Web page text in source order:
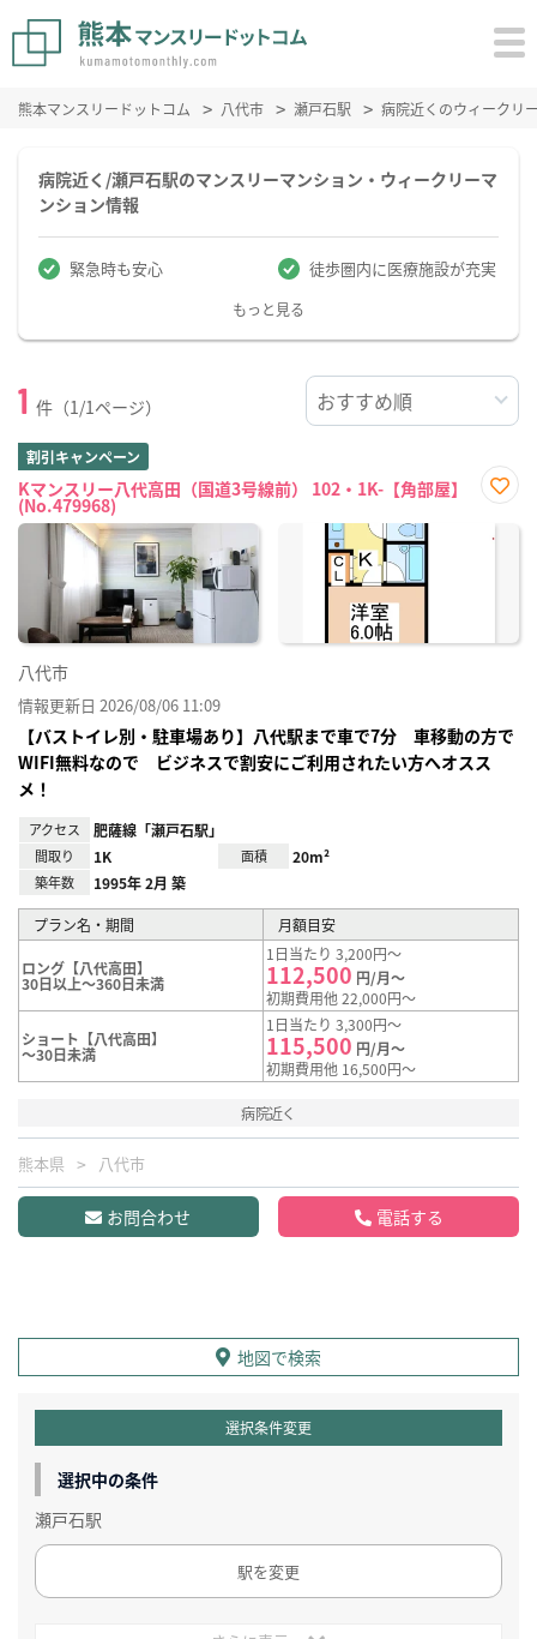
熊本マンスリードットコム 八代市 瀬戸石駅 病院近くのウィークリ
病院近く/瀬戸石駅のマンスリーマンション・ウィークリーマ
ンション情報
緊急時も安心 徒歩圏内に医療施設が充実
もっと見る
1 件（1/1ページ）
割引キャンペーン
Kマンスリー八代高田（国道3号線前） 102・1K-【角部屋】
(No.479968)
に入
り登
八代市
情報更新日 2026/08/06 11:09
【バストイレ別・駐車場あり】八代駅まで車で7分 車移動の方で
WIFI無料なので ビジネスで割安にご利用されたい方へオスス
メ！
アクセス 肥薩線「瀬戸石駅」
間取り 1K 面積 20m²
築年数 1995年 2月 築
プラン名・期間 月額目安
ロング【八代高田】
30日以上～360日未満
1日当たり 3,200円～
112,500 円/月～
初期費用他 22,000円～
ショート【八代高田】
～30日未満
1日当たり 3,300円～
115,500 円/月～
初期費用他 16,500円～
病院近く
熊本県 八代市
お問合わせ 電話する
地図で検索
選択条件変更
選択中の条件
瀬戸石駅
駅を変更